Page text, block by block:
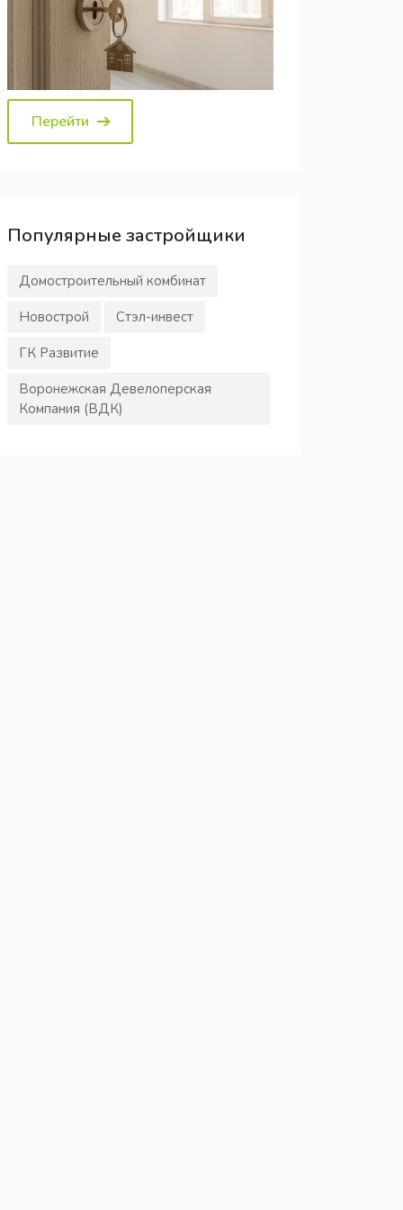
Перейти
Популярные застройщики
Домостроительный комбинат
Новострой
Стэл-инвест
ГК Развитие
Воронежская Девелоперская
Компания (ВДК)